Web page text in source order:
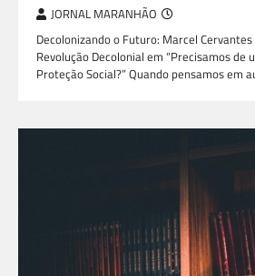
JORNAL MARANHÃO
Decolonizando o Futuro: Marcel
Revolução Decolonial em “Precisamos de
Proteção Social?” Quando pensamos em